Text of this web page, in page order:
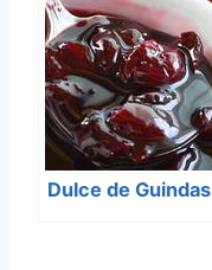
Dulce de Guindas